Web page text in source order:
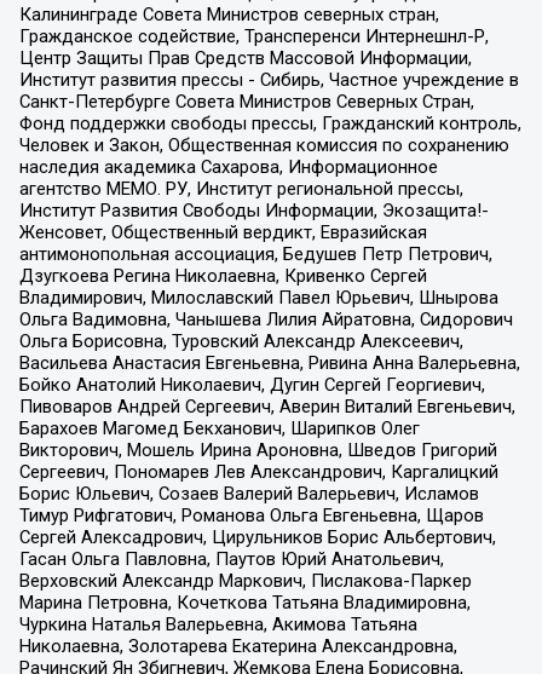
Калининграде Совета Министров северных стран,
Гражданское содействие, Трансперенси Интернешнл-Р,
Центр Защиты Прав Средств Массовой Информации,
Институт развития прессы - Сибирь, Частное учреждение в
Санкт-Петербурге Совета Министров Северных Стран,
Фонд поддержки свободы прессы, Гражданский контроль,
Человек и Закон, Общественная комиссия по сохранению
наследия академика Сахарова, Информационное
агентство МЕМО. РУ, Институт региональной прессы,
Институт Развития Свободы Информации, Экозащита!-
Женсовет, Общественный вердикт, Евразийская
антимонопольная ассоциация, Бедушев Петр Петрович,
Дзугкоева Регина Николаевна, Кривенко Сергей
Владимирович, Милославский Павел Юрьевич, Шнырова
Ольга Вадимовна, Чанышева Лилия Айратовна, Сидорович
Ольга Борисовна, Туровский Александр Алексеевич,
Васильева Анастасия Евгеньевна, Ривина Анна Валерьевна,
Бойко Анатолий Николаевич, Дугин Сергей Георгиевич,
Пивоваров Андрей Сергеевич, Аверин Виталий Евгеньевич,
Барахоев Магомед Бекханович, Шарипков Олег
Викторович, Мошель Ирина Ароновна, Шведов Григорий
Сергеевич, Пономарев Лев Александрович, Каргалицкий
Борис Юльевич, Созаев Валерий Валерьевич, Исламов
Тимур Рифгатович, Романова Ольга Евгеньевна, Щаров
Сергей Алексадрович, Цирульников Борис Альбертович,
Гасан Ольга Павловна, Паутов Юрий Анатольевич,
Верховский Александр Маркович, Пислакова-Паркер
Марина Петровна, Кочеткова Татьяна Владимировна,
Чуркина Наталья Валерьевна, Акимова Татьяна
Николаевна, Золотарева Екатерина Александровна,
Рачинский Ян Збигневич, Жемкова Елена Борисовна,